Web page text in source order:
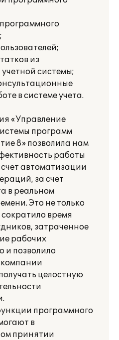
из
системы;
в системе учета.
«Управление
программ
8» позволила нам
работы
автоматизации
за счет
в реальном
Это не только
время
затраченное
рабочих
и позволило
компании
целостную
программного
в
принятии